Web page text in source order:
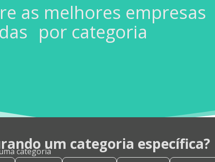
as melhores empresas
por categoria
um categoria específica?
categoria